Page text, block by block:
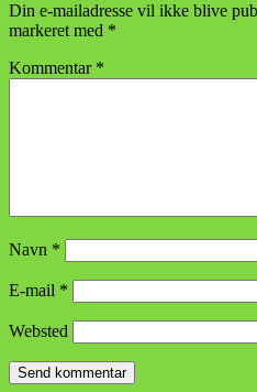
Din e-mailadresse vil ikke blive
markeret med *
Kommentar *
Navn *
E-mail *
Websted